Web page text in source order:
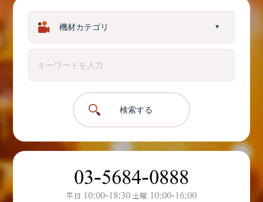
▼
検索する
03-5684-0888
平日 10:00-18:30 土曜 10:00-16:00